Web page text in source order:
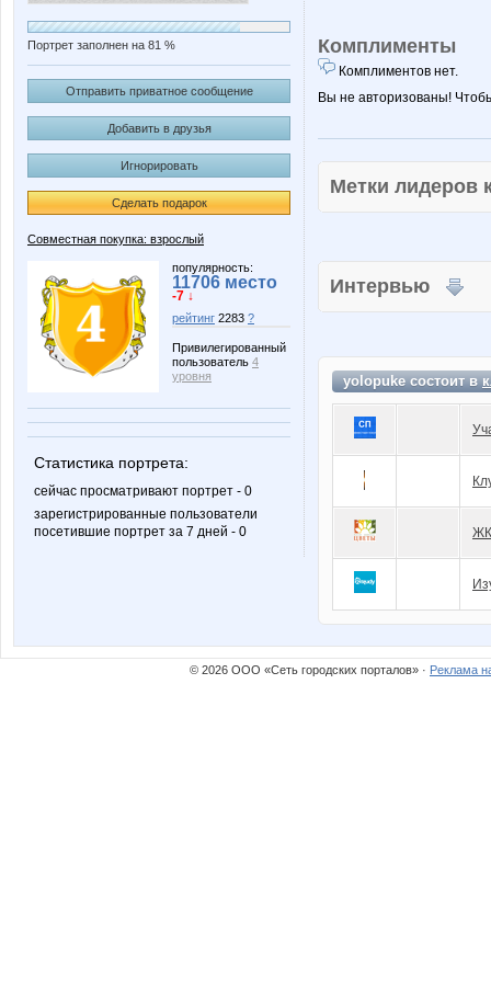
Портрет заполнен на 81 %
Отправить приватное сообщение
Добавить в друзья
Игнорировать
Сделать подарок
Совместная покупка: взрослый
популярность:
11706 место
-7 ↓
рейтинг 2283 ?
Привилегированный
пользователь 4
уровня
Статистика портрета:
сейчас просматривают портрет - 0
зарегистрированные пользователи
посетившие портрет за 7 дней - 0
Комплименты
Комплиментов нет.
Вы не авторизованы!
Метки
Интервью
yolopuke состоит в
© 2026 ООО «Сеть городских порталов» · Реклама